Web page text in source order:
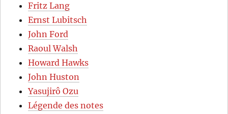
Fritz Lang
Ernst Lubitsch
John Ford
Raoul Walsh
Howard Hawks
John Huston
Yasujirô Ozu
Légende des notes